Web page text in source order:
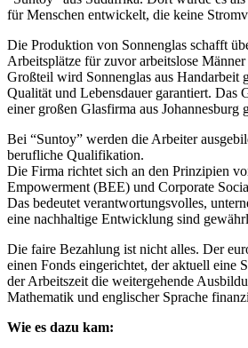
für Menschen entwickelt, die keine
Die Produktion von Sonnenglas schafft
Arbeitsplätze für zuvor arbeitslose
Großteil wird Sonnenglas aus Handarbeit
Qualität und Lebensdauer garantiert. Das
einer großen Glasfirma aus Johannesburg
Bei “Suntoy” werden die Arbeiter
berufliche Qualifikation.
Die Firma richtet sich an den Prinzipien
Empowerment (BEE) und Corporate
Das bedeutet verantwortungsvolles,
eine nachhaltige Entwicklung sind
Die faire Bezahlung ist nicht alles. Der
einen Fonds eingerichtet, der aktuell eine
der Arbeitszeit die weitergehende
Mathematik und englischer Sprache
Wie es dazu kam: